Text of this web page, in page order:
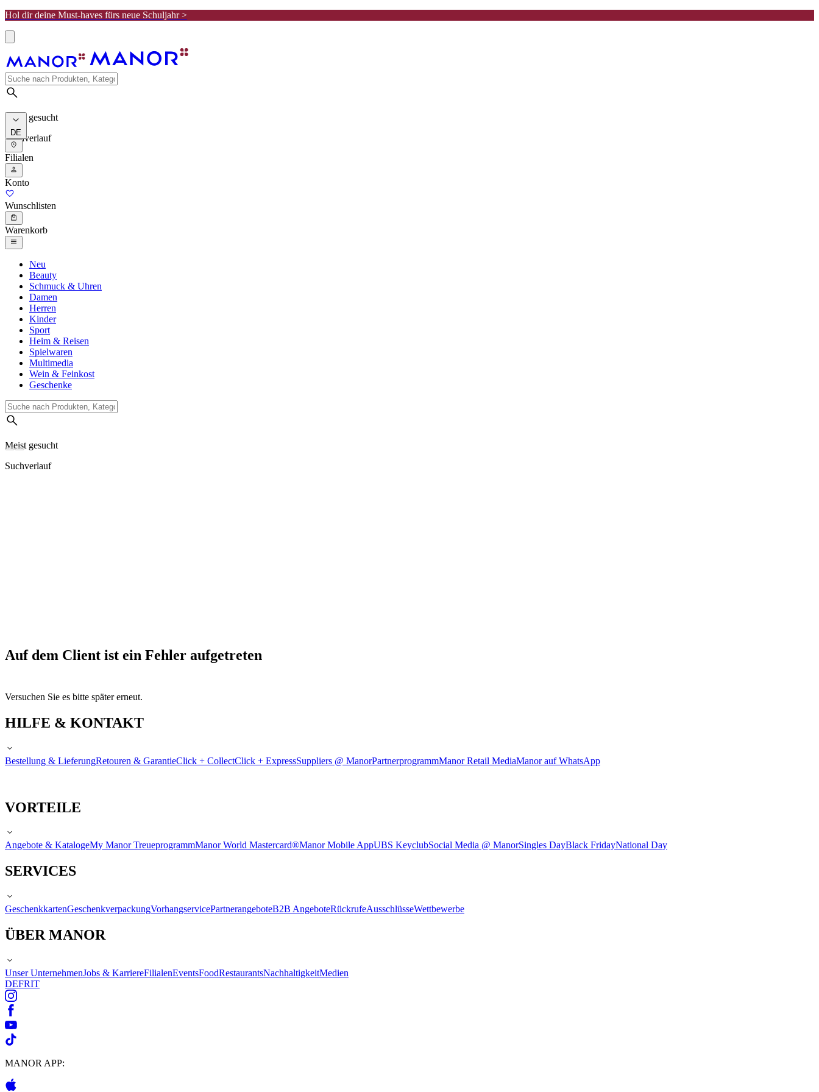
Hol dir deine Must-haves fürs neue Schuljahr >
Meist gesucht
Suchverlauf
DE
Filialen
Konto
Wunschlisten
Warenkorb
Neu
Beauty
Schmuck & Uhren
Damen
Herren
Kinder
Sport
Heim & Reisen
Spielwaren
Multimedia
Wein & Feinkost
Geschenke
Meist gesucht
Suchverlauf
Auf dem Client ist ein Fehler aufgetreten
Versuchen Sie es bitte später erneut.
HILFE & KONTAKT
Bestellung & LieferungRetouren & GarantieClick + CollectClick + ExpressSuppliers @ ManorPartnerprogrammManor Retail MediaManor auf WhatsApp
VORTEILE
Angebote & KatalogeMy Manor TreueprogrammManor World Mastercard®Manor Mobile AppUBS KeyclubSocial Media @ ManorSingles DayBlack FridayNational Day
SERVICES
GeschenkkartenGeschenkverpackungVorhangservicePartnerangeboteB2B AngeboteRückrufeAusschlüsseWettbewerbe
ÜBER MANOR
Unser UnternehmenJobs & KarriereFilialenEventsFoodRestaurantsNachhaltigkeitMedien
DEFRIT
MANOR APP: